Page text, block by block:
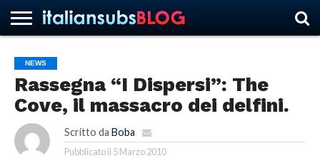
HOME
NEWS
ASCOLTI
RECENSIONI
INTERVISTE
CURIOSITÀ
CHI
SIAMO
CONTATTACI
FORUM
ITALIANSUBS
NEWS
Rassegna “I Dispersi”: The
Cove, il massacro dei delfini.
Scritto da Boba
Pubblicato il 5 Marzo 2010